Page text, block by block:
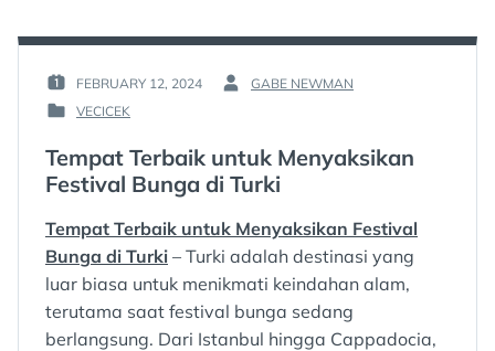
POSTED
ON
FEBRUARY 12, 2024
BY
GABE NEWMAN
POSTED
VECICEK
Tempat Terbaik untuk Menyaksikan
Festival Bunga di Turki
Tempat Terbaik untuk Menyaksikan Festival
Bunga di Turki – Turki adalah destinasi yang
luar biasa untuk menikmati keindahan alam,
terutama saat festival bunga sedang
berlangsung. Dari Istanbul hingga Cappadocia,